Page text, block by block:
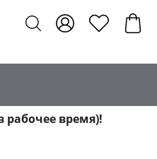
рабочее время)!